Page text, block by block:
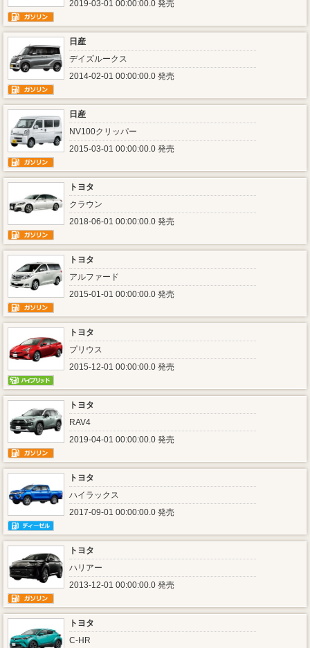
2019-03-01 00:00:00.0 発売
日産
デイズルークス
2014-02-01 00:00:00.0 発売
日産
NV100クリッパー
2015-03-01 00:00:00.0 発売
トヨタ
クラウン
2018-06-01 00:00:00.0 発売
トヨタ
アルファード
2015-01-01 00:00:00.0 発売
トヨタ
プリウス
2015-12-01 00:00:00.0 発売
トヨタ
RAV4
2019-04-01 00:00:00.0 発売
トヨタ
ハイラックス
2017-09-01 00:00:00.0 発売
トヨタ
ハリアー
2013-12-01 00:00:00.0 発売
トヨタ
C-HR